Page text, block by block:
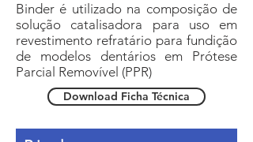
Binder é utilizado na composição de
solução catalisadora para uso em
revestimento refratário para fundição
de modelos dentários em Prótese
Parcial Removível (PPR)
Download Ficha Técnica